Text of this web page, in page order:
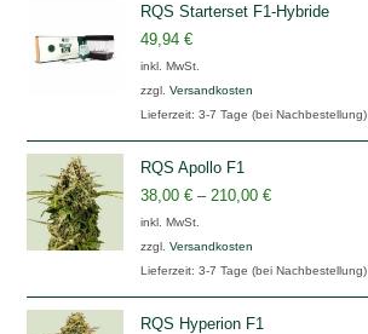
RQS Starterset F1-Hybride
49,94€
inkl. MwSt.
zzgl.Versandkosten
Lieferzeit:3-7 Tage (bei Nachbestellung)
RQS Apollo F1
38,00€ – 210,00€
inkl. MwSt.
zzgl.Versandkosten
Lieferzeit:3-7 Tage (bei Nachbestellung)
RQS Hyperion F1